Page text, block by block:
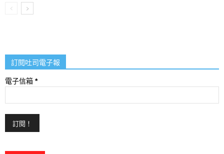
訂閱吐司電子報
電子信箱 *